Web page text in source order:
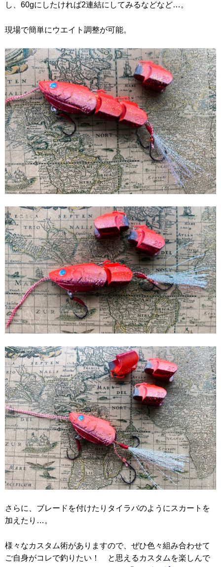
し、60gにしたければ2連結にしてみるなどなど…。
現場で簡単にウエイト調整が可能。
さらに、ブレードを付けたりタイラバのようにスカートを
加えたり…。
様々なカスタム術がありますので、ぜひ色々組み合わせて
ご自身がコレで釣りたい！ と思えるカスタムを楽しんで